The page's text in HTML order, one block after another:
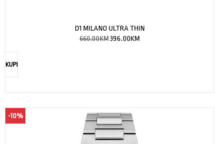
D1 MILANO ULTRA THIN
660.00KM 396.00KM
KUPI
-10%